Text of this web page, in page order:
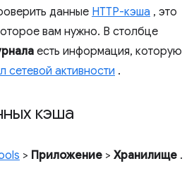
данные HTTP-кэша , это
вам нужно. В столбце
есть информация, которую
сетевой активности .
кэша
> Приложение > Хранилище .